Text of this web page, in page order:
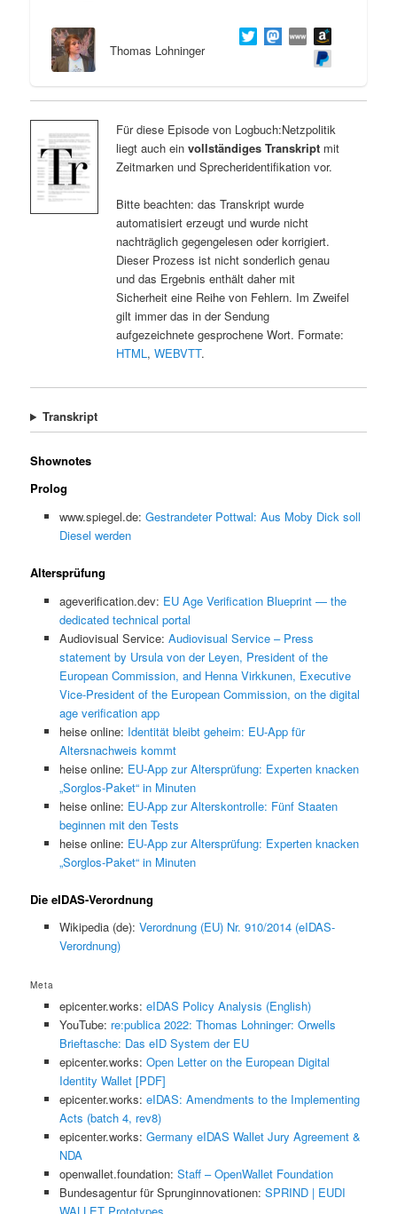
Thomas Lohninger
Für diese Episode von Logbuch:Netzpolitik
liegt auch ein vollständiges Transkriptmit
Zeitmarken und Sprecheridentifikation vor.
Bitte beachten: das Transkript wurde
automatisiert erzeugt und wurde nicht
nachträglich gegengelesen oder korrigiert.
Dieser Prozess ist nicht sonderlich genau
und das Ergebnis enthält daher mit
Sicherheit eine Reihe von Fehlern. Im Zweifel
gilt immer das in der Sendung
aufgezeichnete gesprochene Wort. Formate:
HTML, WEBVTT.
Transkript
Shownotes
Prolog
www.spiegel.de: Gestrandeter Pottwal: Aus Moby Dick soll
Diesel werden
Altersprüfung
ageverification.dev: EU Age Verification Blueprint — the
dedicated technical portal
Audiovisual Service: Audiovisual Service – Press
statement by Ursula von der Leyen, President of the
European Commission, and Henna Virkkunen, Executive
Vice-President of the European Commission, on the digital
age verification app
heise online: Identität bleibt geheim: EU-App für
Altersnachweis kommt
heise online: EU-App zur Altersprüfung: Experten knacken
„Sorglos-Paket“ in Minuten
heise online: EU-App zur Alterskontrolle: Fünf Staaten
beginnen mit den Tests
heise online: EU-App zur Altersprüfung: Experten knacken
„Sorglos-Paket“ in Minuten
Die eIDAS-Verordnung
Wikipedia (de): Verordnung (EU) Nr. 910/2014 (eIDAS-
Verordnung)
Meta
epicenter.works: eIDAS Policy Analysis (English)
YouTube: re:publica 2022: Thomas Lohninger: Orwells
Brieftasche: Das eID System der EU
epicenter.works: Open Letter on the European Digital
Identity Wallet [PDF]
epicenter.works: eIDAS: Amendments to the Implementing
Acts (batch 4, rev8)
epicenter.works: Germany eIDAS Wallet Jury Agreement &
NDA
openwallet.foundation: Staff – OpenWallet Foundation
Bundesagentur für Sprunginnovationen: SPRIND | EUDI